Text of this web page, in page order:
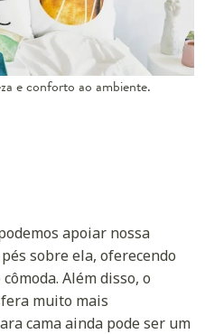
e conforto ao ambiente.
apoiar nossa
sobre ela, oferecendo
Além disso, o
muito mais
cama ainda pode ser um